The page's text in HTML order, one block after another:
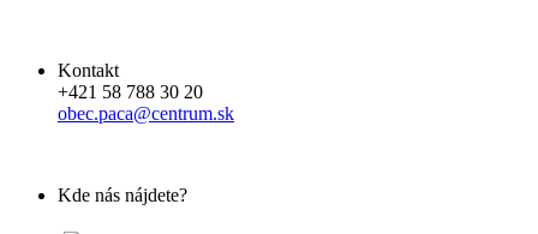
Kontakt
+421 58 788 30 20
obec.paca@centrum.sk
Kde nás nájdete?